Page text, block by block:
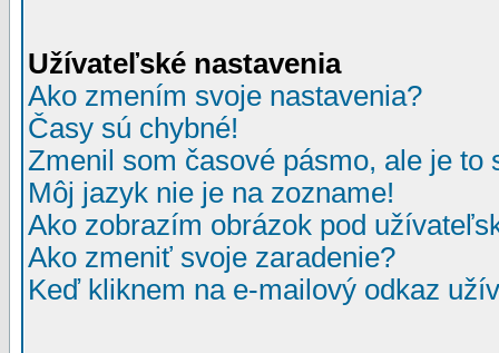
Užívateľské nastavenia
Ako zmením svoje nastavenia?
Časy sú chybné!
Zmenil som časové pásmo, ale je to
Môj jazyk nie je na zozname!
Ako zobrazím obrázok pod
Ako zmeniť svoje zaradenie?
Keď kliknem na e-mailový odkaz